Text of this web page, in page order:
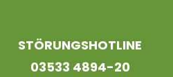
STÖRUNGSHOTLINE
03533 4894-20